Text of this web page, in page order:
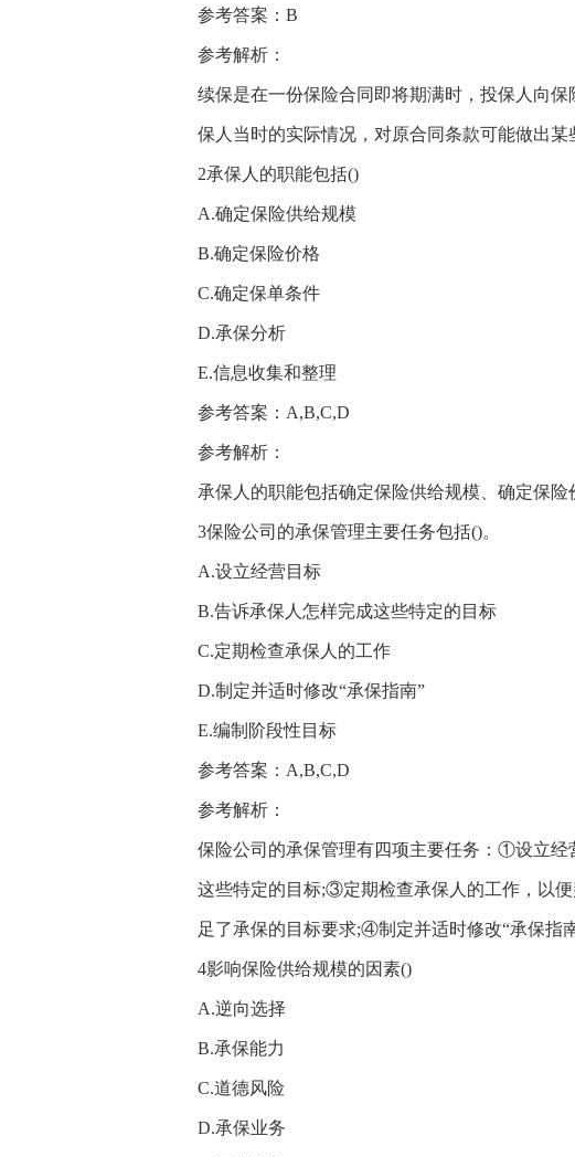
参考答案：B
参考解析：
续保是在一份保险合同即将期满时，投保人向
保人当时的实际情况，对原合同条款可能做出
2承保人的职能包括()
A.确定保险供给规模
B.确定保险价格
C.确定保单条件
D.承保分析
E.信息收集和整理
参考答案：A,B,C,D
参考解析：
承保人的职能包括确定保险供给规模、确定保
3保险公司的承保管理主要任务包括()。
A.设立经营目标
B.告诉承保人怎样完成这些特定的目标
C.定期检查承保人的工作
D.制定并适时修改“承保指南”
E.编制阶段性目标
参考答案：A,B,C,D
参考解析：
保险公司的承保管理有四项主要任务：①设立
这些特定的目标;③定期检查承保人的工作，以
足了承保的目标要求;④制定并适时修改“承保指
4影响保险供给规模的因素()
A.逆向选择
B.承保能力
C.道德风险
D.承保业务